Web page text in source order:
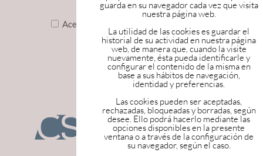
Acepto las
guarda en su navegador cada vez que visita
nuestra página web.
La utilidad de las cookies es guardar el
historial de su actividad en nuestra página
web, de manera que, cuando la visite
nuevamente, ésta pueda identificarle y
configurar el contenido de la misma en
base a sus hábitos de navegación,
identidad y preferencias.
Las cookies pueden ser aceptadas,
rechazadas, bloqueadas y borradas, según
desee. Ello podrá hacerlo mediante las
opciones disponibles en la presente
ventana o a través de la configuración de
su navegador, según el caso.